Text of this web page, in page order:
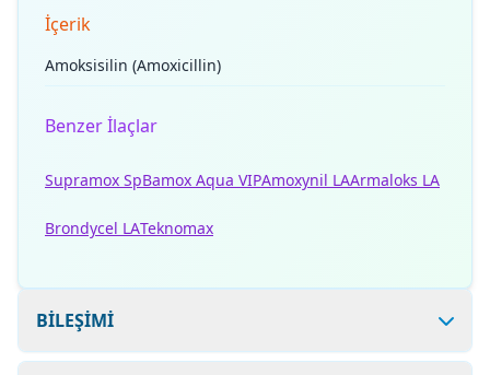
İçerik
Amoksisilin (Amoxicillin)
Benzer İlaçlar
Supramox SpBamox Aqua VIPAmoxynil LAArmaloks LA
Brondycel LATeknomax
BİLEŞİMİ